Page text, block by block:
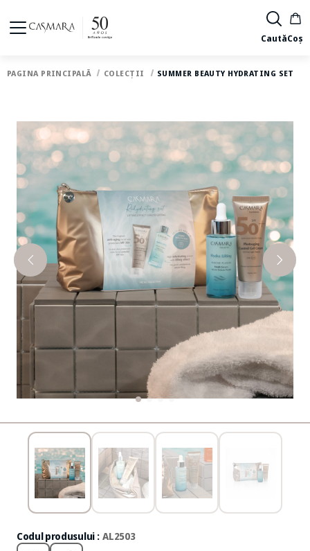
CautăCoș
PAGINA PRINCIPALĂ COLECȚII SUMMER BEAUTY HYDRATING SET
Codul produsului : AL2503